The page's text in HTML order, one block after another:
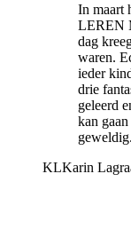
In maart
LEREN
dag
waren.
ieder
drie
geleerd
kan
geweldig.
KLKarin